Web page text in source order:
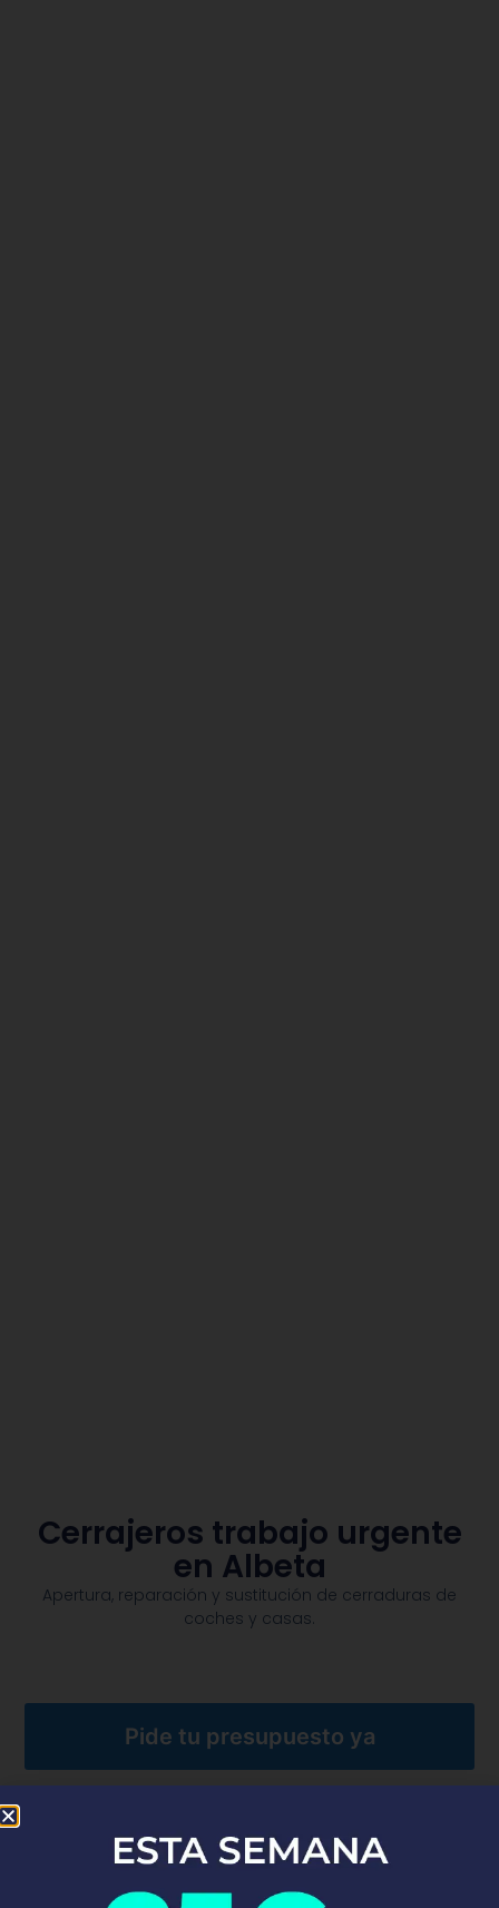
Cerrajeros trabajo urgente
en Albeta
Apertura, reparación y sustitución de cerraduras de
coches y casas.​
Pide tu presupuesto ya